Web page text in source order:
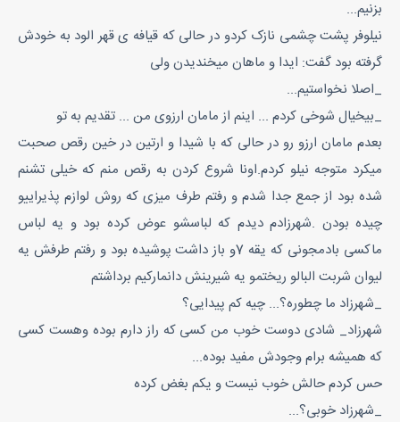
بزنیم...
نیلوفر پشت چشمی نازک کردو در حالی که قیافه ی قهر الود به خودش
گرفته بود گفت: ایدا و ماهان میخندیدن ولی
_اصلا نخواستیم...
_بیخیال شوخی کردم ... اینم از مامان ارزوی من ... تقدیم به تو
بعدم مامان ارزو رو در حالی که با شیدا و ارتین در خین رقص صحبت
میکرد متوجه نیلو کردم.اونا شروع کردن به رقص منم که خیلی تشنم
شده بود از جمع جدا شدم و رفتم طرف میزی که روش لوازم پذیراییو
چیده بودن .شهرزادم دیدم که لباسشو عوض کرده بود و یه لباس
ماکسی بادمجونی که یقه 7و باز داشت پوشیده بود و رفتم طرفش یه
لیوان شربت البالو ریختمو یه شیرینش دانمارکیم برداشتم
_شهرزاد ما چطوره؟... چیه کم پیدایی؟
شهرزاد_ شادی دوست خوب من کسی که راز دارم بوده وهست کسی
که همیشه برام وجودش مفید بوده...
حس کردم حالش خوب نیست و یکم بغض کرده
_شهرزاد خوبی؟...